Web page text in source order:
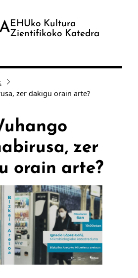
EHUko Kultura
Zientifikoko Katedra
zer dakigu orain arte?
zer
orain arte?